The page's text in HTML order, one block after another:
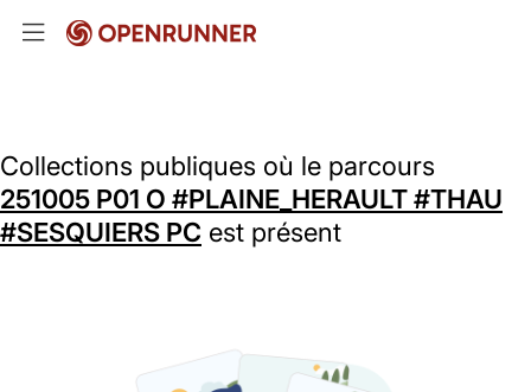
Collections publiques où le parcours
251005 P01 O #PLAINE_HERAULT #THAU
#SESQUIERS PC est présent